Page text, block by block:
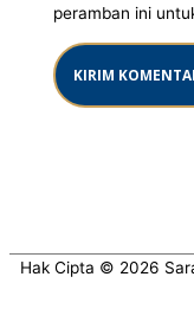
peramban ini
Hak Cipta © 2026